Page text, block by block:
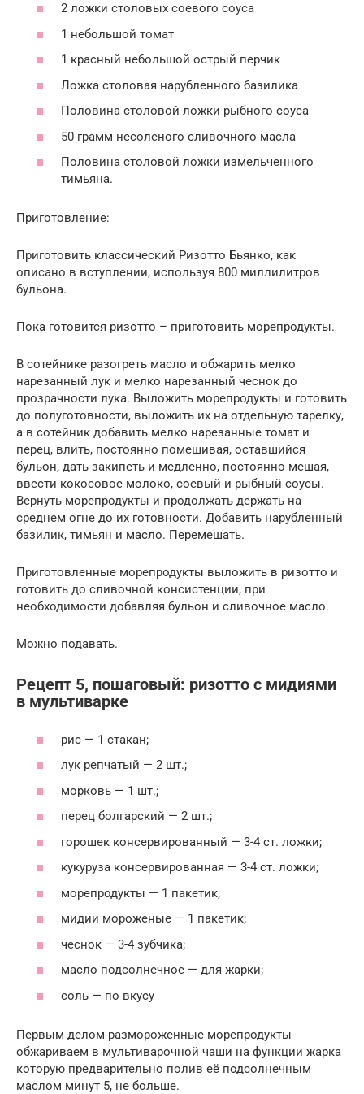
2 ложки столовых соевого соуса
1 небольшой томат
1 красный небольшой острый перчик
Ложка столовая нарубленного базилика
Половина столовой ложки рыбного соуса
50 грамм несоленого сливочного масла
Половина столовой ложки измельченного
тимьяна.
Приготовление:
Приготовить классический Ризотто Бьянко, как
описано в вступлении, используя 800 миллилитров
бульона.
Пока готовится ризотто – приготовить морепродукты.
В сотейнике разогреть масло и обжарить мелко
нарезанный лук и мелко нарезанный чеснок до
прозрачности лука. Выложить морепродукты и готовить
до полуготовности, выложить их на отдельную тарелку,
а в сотейник добавить мелко нарезанные томат и
перец, влить, постоянно помешивая, оставшийся
бульон, дать закипеть и медленно, постоянно мешая,
ввести кокосовое молоко, соевый и рыбный соусы.
Вернуть морепродукты и продолжать держать на
среднем огне до их готовности. Добавить нарубленный
базилик, тимьян и масло. Перемешать.
Приготовленные морепродукты выложить в ризотто и
готовить до сливочной консистенции, при
необходимости добавляя бульон и сливочное масло.
Можно подавать.
Рецепт 5, пошаговый: ризотто с мидиями
в мультиварке
рис — 1 стакан;
лук репчатый — 2 шт.;
морковь — 1 шт.;
перец болгарский — 2 шт.;
горошек консервированный — 3-4 ст. ложки;
кукуруза консервированная — 3-4 ст. ложки;
морепродукты — 1 пакетик;
мидии мороженые — 1 пакетик;
чеснок — 3-4 зубчика;
масло подсолнечное — для жарки;
соль — по вкусу
Первым делом размороженные морепродукты
обжариваем в мультиварочной чаши на функции жарка
которую предварительно полив её подсолнечным
маслом минут 5, не больше.